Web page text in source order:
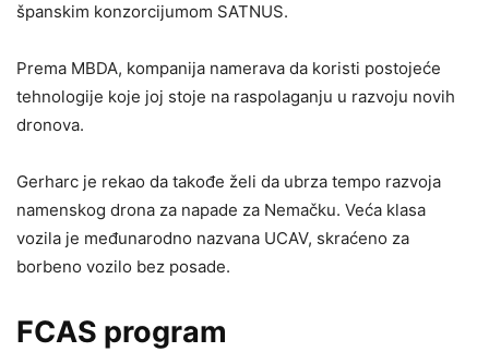
španskim konzorcijumom SATNUS.
Prema MBDA, kompanija namerava da koristi postojeće
tehnologije koje joj stoje na raspolaganju u razvoju novih
dronova.
Gerharc je rekao da takođe želi da ubrza tempo razvoja
namenskog drona za napade za Nemačku. Veća klasa
vozila je međunarodno nazvana UCAV, skraćeno za
borbeno vozilo bez posade.
FCAS program